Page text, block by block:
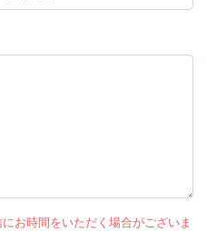
お時間をいただく場合がございま